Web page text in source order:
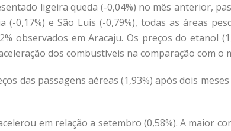
ligeira queda (-0,04%) no mês anterior,
(-0,17%) e São Luís (-0,79%), todas as áreas
observados em Aracaju. Os preços do etanol
dos combustíveis na comparação com o
das passagens aéreas (1,93%) após dois
em relação a setembro (0,58%). A maior